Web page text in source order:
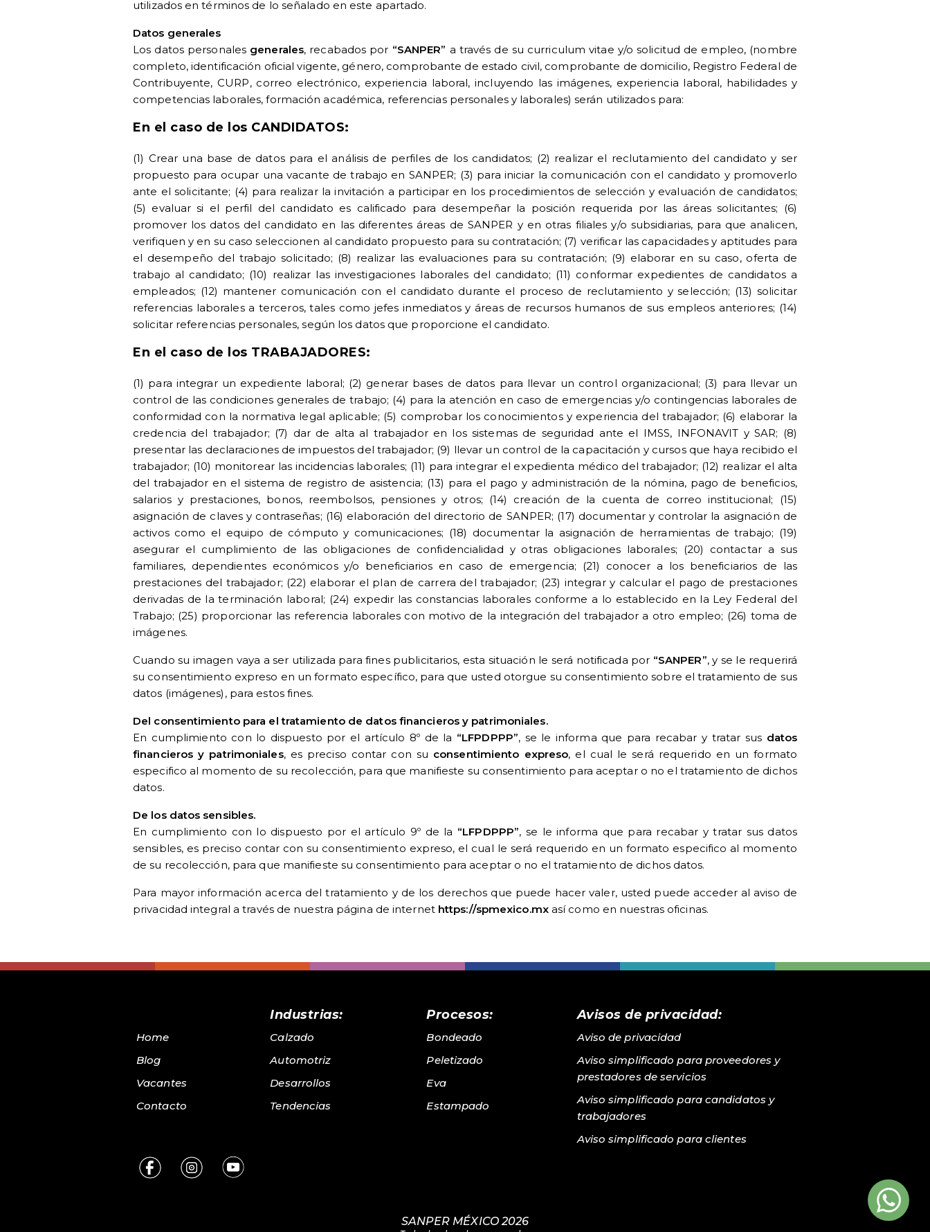
utilizados en términos de lo señalado en este apartado.
Datos generales
Los datos personales generales, recabados por “SANPER” a través de su curriculum vitae y/o solicitud de empleo, (nombre
completo, identificación oficial vigente, género, comprobante de estado civil, comprobante de domicilio, Registro Federal de
Contribuyente, CURP, correo electrónico, experiencia laboral, incluyendo las imágenes, experiencia laboral, habilidades y
competencias laborales, formación académica, referencias personales y laborales) serán utilizados para:
En el caso de los CANDIDATOS:
(1) Crear una base de datos para el análisis de perfiles de los candidatos; (2) realizar el reclutamiento del candidato y ser
propuesto para ocupar una vacante de trabajo en SANPER; (3) para iniciar la comunicación con el candidato y promoverlo
ante el solicitante; (4) para realizar la invitación a participar en los procedimientos de selección y evaluación de candidatos;
(5) evaluar si el perfil del candidato es calificado para desempeñar la posición requerida por las áreas solicitantes; (6)
promover los datos del candidato en las diferentes áreas de SANPER y en otras filiales y/o subsidiarias, para que analicen,
verifiquen y en su caso seleccionen al candidato propuesto para su contratación; (7) verificar las capacidades y aptitudes para
el desempeño del trabajo solicitado; (8) realizar las evaluaciones para su contratación; (9) elaborar en su caso, oferta de
trabajo al candidato; (10) realizar las investigaciones laborales del candidato; (11) conformar expedientes de candidatos a
empleados; (12) mantener comunicación con el candidato durante el proceso de reclutamiento y selección; (13) solicitar
referencias laborales a terceros, tales como jefes inmediatos y áreas de recursos humanos de sus empleos anteriores; (14)
solicitar referencias personales, según los datos que proporcione el candidato.
En el caso de los TRABAJADORES:
(1) para integrar un expediente laboral; (2) generar bases de datos para llevar un control organizacional; (3) para llevar un
control de las condiciones generales de trabajo; (4) para la atención en caso de emergencias y/o contingencias laborales de
conformidad con la normativa legal aplicable; (5) comprobar los conocimientos y experiencia del trabajador; (6) elaborar la
credencia del trabajador; (7) dar de alta al trabajador en los sistemas de seguridad ante el IMSS, INFONAVIT y SAR; (8)
presentar las declaraciones de impuestos del trabajador; (9) llevar un control de la capacitación y cursos que haya recibido el
trabajador; (10) monitorear las incidencias laborales; (11) para integrar el expedienta médico del trabajador; (12) realizar el alta
del trabajador en el sistema de registro de asistencia; (13) para el pago y administración de la nómina, pago de beneficios,
salarios y prestaciones, bonos, reembolsos, pensiones y otros; (14) creación de la cuenta de correo institucional; (15)
asignación de claves y contraseñas; (16) elaboración del directorio de SANPER; (17) documentar y controlar la asignación de
activos como el equipo de cómputo y comunicaciones; (18) documentar la asignación de herramientas de trabajo; (19)
asegurar el cumplimiento de las obligaciones de confidencialidad y otras obligaciones laborales; (20) contactar a sus
familiares, dependientes económicos y/o beneficiarios en caso de emergencia; (21) conocer a los beneficiarios de las
prestaciones del trabajador; (22) elaborar el plan de carrera del trabajador; (23) integrar y calcular el pago de prestaciones
derivadas de la terminación laboral; (24) expedir las constancias laborales conforme a lo establecido en la Ley Federal del
Trabajo; (25) proporcionar las referencia laborales con motivo de la integración del trabajador a otro empleo; (26) toma de
imágenes.
Cuando su imagen vaya a ser utilizada para fines publicitarios, esta situación le será notificada por “SANPER”, y se le requerirá
su consentimiento expreso en un formato específico, para que usted otorgue su consentimiento sobre el tratamiento de sus
datos (imágenes), para estos fines.
Del consentimiento para el tratamiento de datos financieros y patrimoniales.
En cumplimiento con lo dispuesto por el artículo 8º de la “LFPDPPP”, se le informa que para recabar y tratar sus datos
financieros y patrimoniales, es preciso contar con su consentimiento expreso, el cual le será requerido en un formato
especifico al momento de su recolección, para que manifieste su consentimiento para aceptar o no el tratamiento de dichos
datos.
De los datos sensibles.
En cumplimiento con lo dispuesto por el artículo 9º de la “LFPDPPP”, se le informa que para recabar y tratar sus datos
sensibles, es preciso contar con su consentimiento expreso, el cual le será requerido en un formato especifico al momento
de su recolección, para que manifieste su consentimiento para aceptar o no el tratamiento de dichos datos.
Para mayor información acerca del tratamiento y de los derechos que puede hacer valer, usted puede acceder al aviso de
privacidad integral a través de nuestra página de internet https://spmexico.mxasí como en nuestras oficinas.
Home
Blog
Vacantes
Contacto
Industrias:
Calzado
Automotriz
Desarrollos
Tendencias
Procesos:
Bondeado
Peletizado
Eva
Estampado
Avisos de privacidad:
Aviso de privacidad
Aviso simplificado para proveedores y
prestadores de servicios
Aviso simplificado para candidatos y
trabajadores
Aviso simplificado para clientes
SANPER MÉXICO 2026